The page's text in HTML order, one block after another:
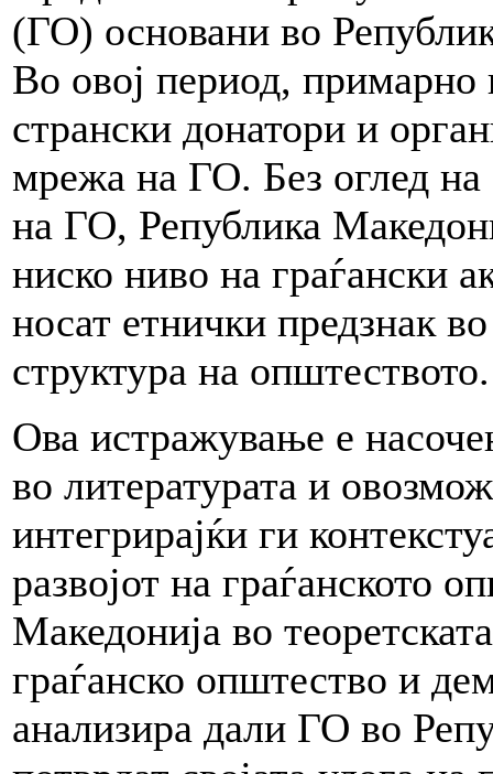
(ГО) основани во
Во овој период, примарно
странски донатори и
мрежа на ГО. Без оглед на
на ГО, Република
ниско ниво на граѓански
носат етнички предзнак
структура на општеството.
Ова истражување е
во литературата и
интегрирајќи ги
развојот на граѓанското
Македонија во
граѓанско општество и
анализира дали ГО во